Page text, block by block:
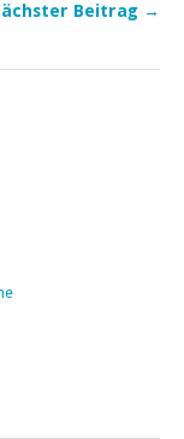
Beitrag →